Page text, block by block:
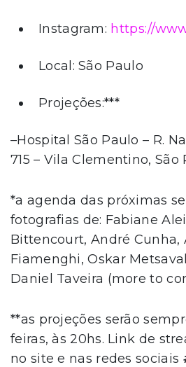
Instagram: https://
Local: São Paulo
Projeções:***
–Hospital São Paulo – R.
715 – Vila Clementino, São
*a agenda das próximas
fotografias de: Fabiane
Bittencourt, André Cunha,
Fiamenghi, Oskar
Daniel Taveira (more to
**as projeções serão
feiras, às 20hs. Link de
no site e nas redes sociais